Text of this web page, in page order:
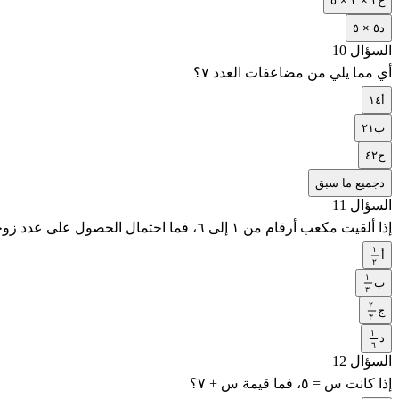
د٥ × ٥
السؤال 10
أي مما يلي من مضاعفات العدد ٧؟
أ١٤
ب٢١
ج٤٢
د جميع ما سبق
السؤال 11
إذا ألقيت مكعب أرقام من ١ إلى ٦، فما احتمال الحصول على عدد زوجي؟
أ
١
٢١
٢
ب
١
٣١
٣ ج ٢
٣٢
٣د
١
٦١
٦
السؤال 12
إذا كانت س = ٥، فما قيمة س + ٧؟